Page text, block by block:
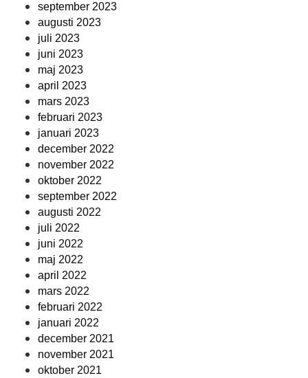
september 2023
augusti 2023
juli 2023
juni 2023
maj 2023
april 2023
mars 2023
februari 2023
januari 2023
december 2022
november 2022
oktober 2022
september 2022
augusti 2022
juli 2022
juni 2022
maj 2022
april 2022
mars 2022
februari 2022
januari 2022
december 2021
november 2021
oktober 2021